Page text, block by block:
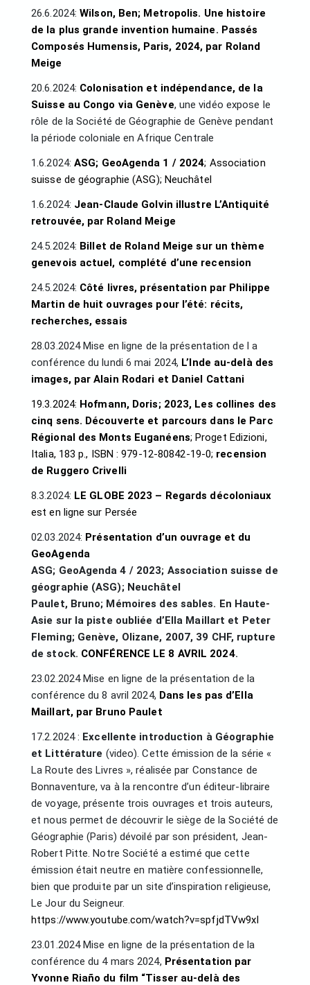
26.6.2024:Wilson, Ben; Metropolis. Une histoire
de la plus grande invention humaine. Passés
Composés Humensis, Paris, 2024, par Roland
Meige
20.6.2024: Colonisation et indépendance, de la
Suisse au Congo via Genève, une vidéo expose le
rôle de la Société de Géographie de Genève pendant
la période coloniale en Afrique Centrale
1.6.2024: ASG; GeoAgenda 1 / 2024; Association
suisse de géographie (ASG); Neuchâtel
1.6.2024: Jean-Claude Golvin illustre L’Antiquité
retrouvée, par Roland Meige
24.5.2024: Billet de Roland Meige sur un thème
genevois actuel, complété d’une recension
24.5.2024: Côté livres, présentation par Philippe
Martin de huit ouvrages pour l’été: récits,
recherches, essais
28.03.2024 Mise en ligne de la présentation de l a
conférence du lundi 6 mai 2024, L’Inde au-delà des
images, par Alain Rodari et Daniel Cattani
19.3.2024: Hofmann, Doris; 2023, Les collines des
cinq sens. Découverte et parcours dans le Parc
Régional des Monts Euganéens; Proget Edizioni,
Italia, 183 p., ISBN : 979-12-80842-19-0; recension
de Ruggero Crivelli
8.3.2024: LE GLOBE 2023 – Regards décoloniaux
est en ligne sur Persée
02.03.2024: Présentation d’un ouvrage et du
GeoAgenda
ASG; GeoAgenda 4 / 2023; Association suisse de
géographie (ASG); Neuchâtel
Paulet, Bruno; Mémoires des sables. En Haute-
Asie sur la piste oubliée d’Ella Maillart et Peter
Fleming; Genève, Olizane, 2007, 39 CHF, rupture
de stock. CONFÉRENCE LE 8 AVRIL 2024.
23.02.2024 Mise en ligne de la présentation de la
conférence du 8 avril 2024, Dans les pas d’Ella
Maillart, par Bruno Paulet
17.2.2024 : Excellente introduction à Géographie
et Littérature (video). Cette émission de la série «
La Route des Livres », réalisée par Constance de
Bonnaventure, va à la rencontre d’un éditeur-libraire
de voyage, présente trois ouvrages et trois auteurs,
et nous permet de découvrir le siège de la Société de
Géographie (Paris) dévoilé par son président, Jean-
Robert Pitte. Notre Société a estimé que cette
émission était neutre en matière confessionnelle,
bien que produite par un site d’inspiration religieuse,
Le Jour du Seigneur.
https://www.youtube.com/watch?v=spfjdTVw9xI
23.01.2024 Mise en ligne de la présentation de la
conférence du 4 mars 2024, Présentation par
Yvonne Riaño du film “Tisser au-delà des